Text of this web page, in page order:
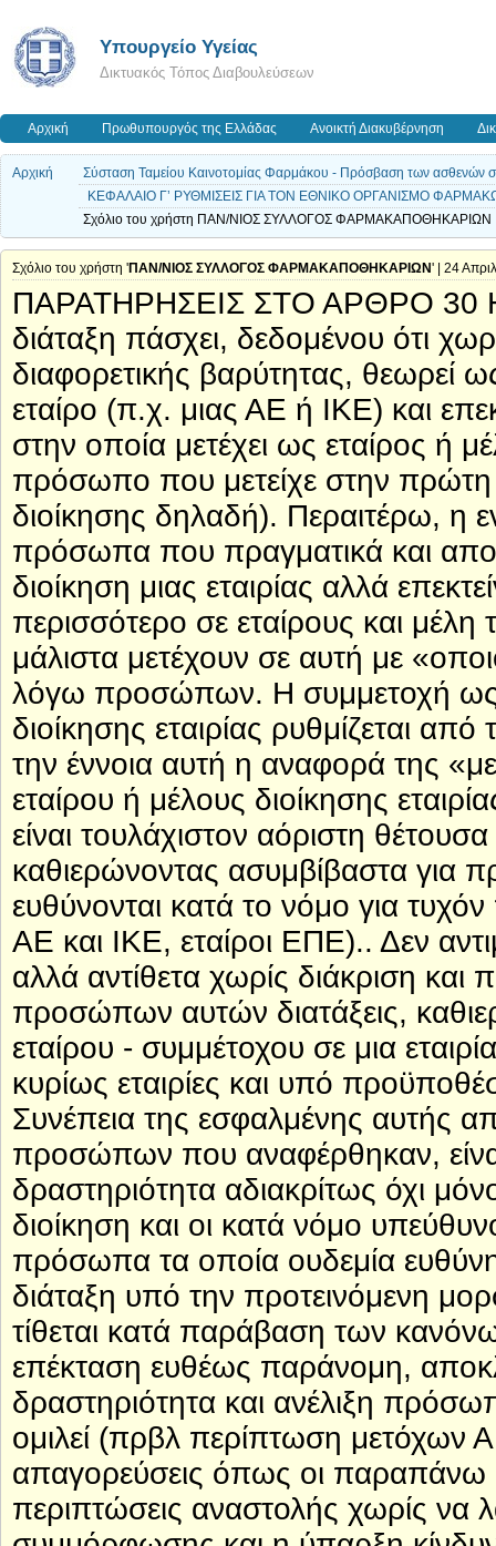
Υπουργείο Υγείας
Δικτυακός Τόπος Διαβουλεύσεων
Αρχική Πρωθυπουργός της Ελλάδας Ανοικτή Διακυβέρνηση
Αρχική
Σύσταση Ταμείου Καινοτομίας Φαρμάκου - Πρόσβαση των ασθενών σε
ΚΕΦΑΛΑΙΟ Γ’ ΡΥΘΜΙΣΕΙΣ ΓΙΑ ΤΟΝ ΕΘΝΙΚΟ ΟΡΓΑΝΙΣΜΟ
Σχόλιο του χρήστη ΠΑΝ/ΝΙΟΣ ΣΥΛΛΟΓΟΣ ΦΑΡΜΑΚΑΠΟΘΗΚΑΡΙΩΝ |
Σχόλιο του χρήστη 'ΠΑΝ/ΝΙΟΣ ΣΥΛΛΟΓΟΣ ΦΑΡΜΑΚΑΠΟΘΗΚΑΡΙΩΝ' | 24
ΠΑΡΑΤΗΡΗΣΕΙΣ ΣΤΟ ΑΡΘΡΟ 30 Η
διάταξη πάσχει, δεδομένου ότι
διαφορετικής βαρύτητας, θεωρεί
εταίρο (π.χ. μιας ΑΕ ή ΙΚΕ) και
στην οποία μετέχει ως εταίρος ή
πρόσωπο που μετείχε στην πρώτη
διοίκησης δηλαδή). Περαιτέρω, η
πρόσωπα που πραγματικά και
διοίκηση μιας εταιρίας αλλά
περισσότερο σε εταίρους και μέλη
μάλιστα μετέχουν σε αυτή με
λόγω προσώπων. Η συμμετοχή ως
διοίκησης εταιρίας ρυθμίζεται
την έννοια αυτή η αναφορά της
εταίρου ή μέλους διοίκησης
είναι τουλάχιστον αόριστη
καθιερώνοντας ασυμβίβαστα για
ευθύνονται κατά το νόμο για
ΑΕ και ΙΚΕ, εταίροι ΕΠΕ).. Δεν
αλλά αντίθετα χωρίς διάκριση και
προσώπων αυτών διατάξεις,
εταίρου - συμμέτοχου σε μια
κυρίως εταιρίες και υπό
Συνέπεια της εσφαλμένης αυτής
προσώπων που αναφέρθηκαν,
δραστηριότητα αδιακρίτως όχι
διοίκηση και οι κατά νόμο
πρόσωπα τα οποία ουδεμία ευθύνη
διάταξη υπό την προτεινόμενη
τίθεται κατά παράβαση των
επέκταση ευθέως παράνομη,
δραστηριότητα και ανέλιξη
ομιλεί (πρβλ περίπτωση μετόχων
απαγορεύσεις όπως οι παραπάνω
περιπτώσεις αναστολής χωρίς να